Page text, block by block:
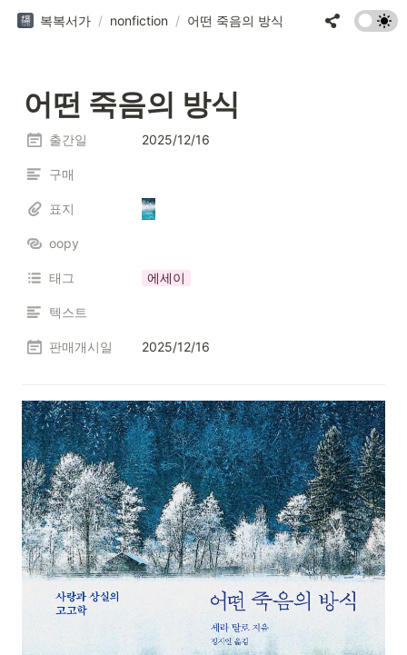
복복서가 / nonfiction / 어떤 죽음의 방식
어떤 죽음의 방식
출간일 2025/12/16
구매
표지
oopy
태그 에세이
텍스트
판매개시일 2025/12/16